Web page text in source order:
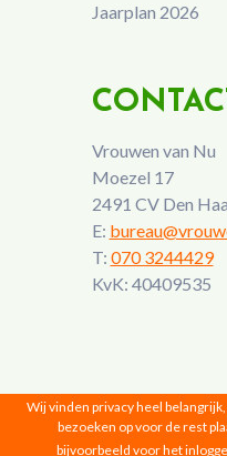
Jaarplan 2026
Vrouwen van Nu
Moezel 17
2491 CV Den
E:
T: 070 3244429
KvK: 40409535
Vrouwen van Nu
Wij vinden privacy heel
bezoeken op voor de rest
bijvoorbeeld voor het